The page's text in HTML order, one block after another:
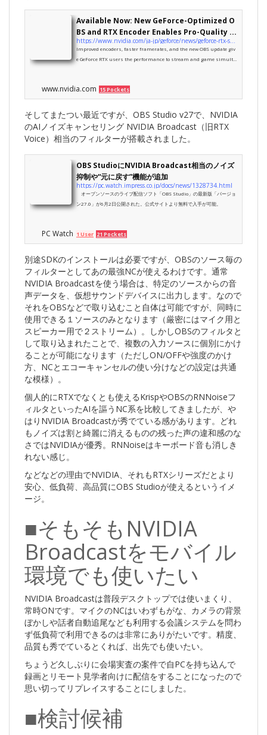
Available Now: New GeForce-Optimized O
BS and RTX Encoder Enables Pro-Quality ...
https://www.nvidia.com/ja-jp/geforce/news/geforce-rtx-streaming/
Improved encoders, faster framerates, and the new OBS update giv
e GeForce RTX users the performance to stream and game simulta
www.nvidia.com 15 Pockets
そしてまたつい最近ですが、OBS Studio v27で、NVIDIA
のAIノイズキャンセリング NVIDIA Broadcast（旧RTX
Voice）相当のフィルターが搭載されました。
OBS StudioにNVIDIA Broadcast相当のノイズ
抑制や“元に戻す”機能が追加
https://pc.watch.impress.co.jp/docs/news/1328734.html
オープンソースのライブ配信ソフト「OBS Studio」の最新版「バージョ
ン27.0」が6月2日公開された。公式サイトより無料で入手が可能。
PC Watch 1 User 21 Pockets
別途SDKのインストールは必要ですが、OBSのソース毎の
フィルターとしてあの最強NCが使えるわけです。通常
NVIDIA Broadcastを使う場合は、特定のソースからの音
声データを、仮想サウンドデバイスに出力します。なので
それをOBSなどで取り込むこと自体は可能ですが、同時に
使用できる１ソースのみとなります（厳密にはマイク用と
スピーカー用で２ストリーム）。しかしOBSのフィルタと
して取り込まれたことで、複数の入力ソースに個別にかけ
ることが可能になります（ただしON/OFFや強度のかけ
方、NCとエコーキャンセルの使い分けなどの設定は共通
な模様）。
個人的にRTXでなくとも使えるKrispやOBSのRNNoiseフ
ィルタといったAIを謳うNC系を比較してきましたが、や
はりNVIDIA Broadcastが秀でている感があります。どれ
もノイズは割と綺麗に消えるものの残った声の違和感のな
さではNVIDIAが優秀。RNNoiseはキーボード音も消しき
れない感じ。
などなどの理由でNVIDIA、それもRTXシリーズだとより
安心、低負荷、高品質にOBS Studioが使えるというイメ
ージ。
■そもそもNVIDIA
Broadcastをモバイル
環境でも使いたい
NVIDIA Broadcastは普段デスクトップでは使いまくり、
常時ONです。マイクのNCはいわずもがな、カメラの背景
ぼかしや話者自動追尾なども利用する会議システムを問わ
ず低負荷で利用できるのは非常にありがたいです。精度、
品質も秀でているとくれば、出先でも使いたい。
ちょうど久しぶりに会場実査の案件で自PCを持ち込んで
録画とリモート見学者向けに配信をすることになったので
思い切ってリプレイスすることにしました。
■検討候補